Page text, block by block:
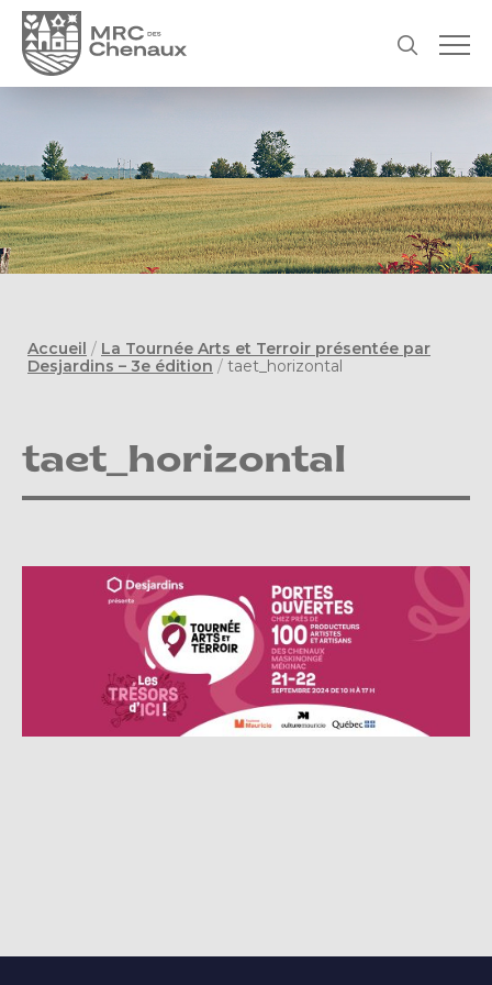
Accueil / La Tournée Arts et Terroir présentée par
Desjardins – 3e édition / taet_horizontal
taet_horizontal